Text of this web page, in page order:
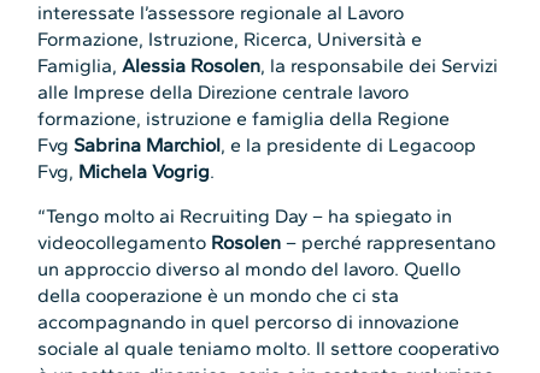
interessate l’assessore regionale al Lavoro
Formazione, Istruzione, Ricerca, Università e
Famiglia,Alessia Rosolen, la responsabile dei Servizi
alle Imprese della Direzione centrale lavoro
formazione, istruzione e famiglia della Regione
Fvg Sabrina Marchiol, e la presidente di Legacoop
Fvg, Michela Vogrig.
“Tengo molto ai Recruiting Day – ha spiegato in
videocollegamento Rosolen – perché rappresentano
un approccio diverso al mondo del lavoro. Quello
della cooperazione è un mondo che ci sta
accompagnando in quel percorso di innovazione
sociale al quale teniamo molto. Il settore cooperativo